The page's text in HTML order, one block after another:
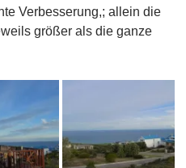
Verbesserung,; allein die
größer als die ganze